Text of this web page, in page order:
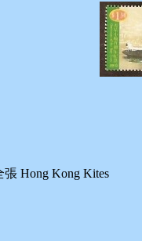
Hong Kong Kites